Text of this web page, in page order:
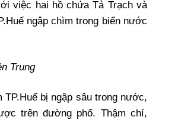
việc hai hồ chứa Tả Trạch và
ngập chìm trong biển nước
Trung
bị ngập sâu trong nước,
trên đường phố. Thậm chí,